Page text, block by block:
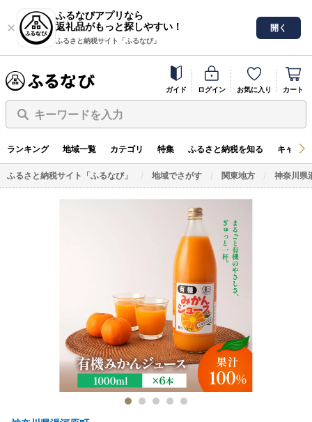
ふるなびアプリなら
返礼品がもっと探しやすい！
ふるさと納税サイト「ふるなび」
開く
ガイド ログイン お気に入り カート
キーワードを入力
ランキング 地域一覧 カテゴリ 特集 ふるさと納税を知る キャン
ふるさと納税サイト「ふるなび」 地域でさがす 関東地方 神奈川県